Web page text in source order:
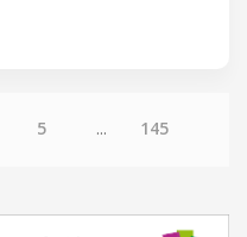
5 ... 145